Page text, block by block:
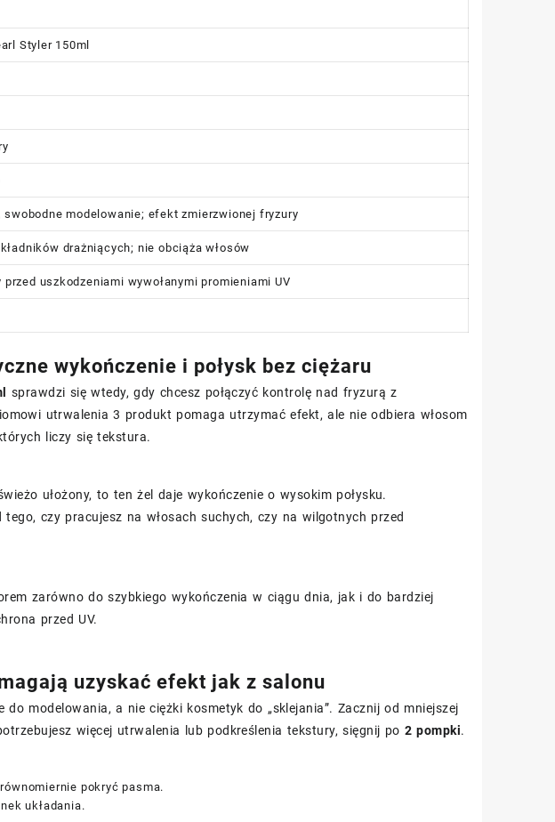
Styler 150ml
swobodne modelowanie; efekt zmierzwionej fryzury
drażniących; nie obciąża włosów
uszkodzeniami wywołanymi promieniami UV
wykończenie i połysk bez ciężaru
sprawdzi się wtedy, gdy chcesz połączyć kontrolę nad fryzurą z
utrwalenia 3 produkt pomaga utrzymać efekt, ale nie odbiera włosom
liczy się tekstura.
ułożony, to ten żel daje wykończenie o wysokim połysku.
czy pracujesz na włosach suchych, czy na wilgotnych przed
zarówno do szybkiego wykończenia w ciągu dnia, jak i do bardziej
przed UV.
uzyskać efekt jak z salonu
modelowania, a nie ciężki kosmetyk do „sklejania”. Zacznij od mniejszej
więcej utrwalenia lub podkreślenia tekstury, sięgnij po 2 pompki.
pokryć pasma.
układania.